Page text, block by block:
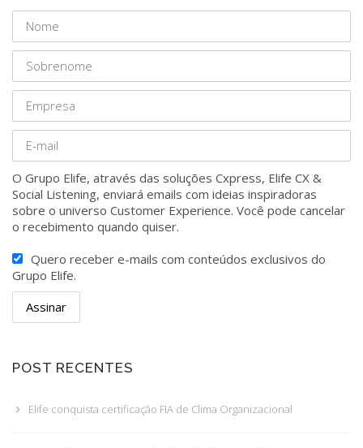
O Grupo Elife, através das soluções Cxpress, Elife CX &
Social Listening, enviará emails com ideias inspiradoras
sobre o universo Customer Experience. Você pode cancelar
o recebimento quando quiser.
Quero receber e-mails com conteúdos exclusivos do
Grupo Elife.
POST RECENTES
Elife conquista certificação FIA de Clima Organizacional